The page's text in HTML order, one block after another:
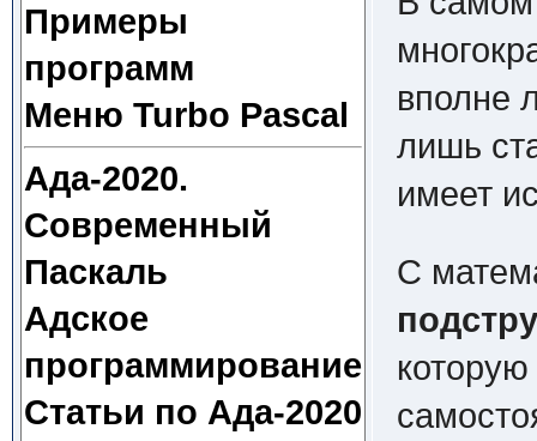
Примеры
программ
Меню Turbo Pascal
Ада-2020.
Современный
Паскаль
Адское
программирование
Статьи по Ада-2020
вполне
лишь
имеет
С